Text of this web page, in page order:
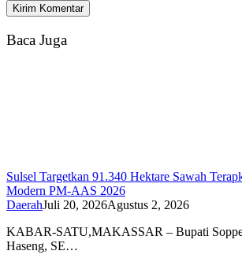
Baca Juga
Sulsel Targetkan 91.340 Hektare Sawah
Modern PM-AAS 2026
DaerahJuli 20, 2026Agustus 2, 2026
KABAR-SATU,MAKASSAR – Bupati
Haseng, SE…